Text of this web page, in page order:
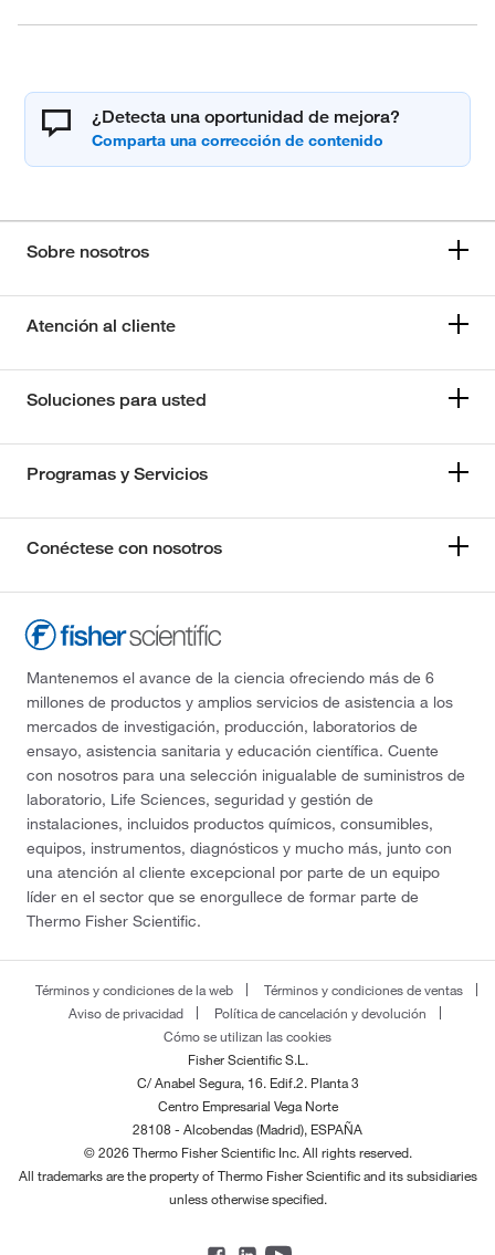
¿Detecta una oportunidad de mejora?
Sobre nosotros
Atención al cliente
Soluciones para usted
Programas y Servicios
Conéctese con nosotros
Mantenemos el avance de la ciencia ofreciendo más de 6
millones de productos y amplios servicios de asistencia a los
mercados de investigación, producción, laboratorios de
ensayo, asistencia sanitaria y educación científica. Cuente
con nosotros para una selección inigualable de suministros de
laboratorio, Life Sciences, seguridad y gestión de
instalaciones, incluidos productos químicos, consumibles,
equipos, instrumentos, diagnósticos y mucho más, junto con
una atención al cliente excepcional por parte de un equipo
líder en el sector que se enorgullece de formar parte de
Thermo Fisher Scientific.
Términos y condiciones de la web
Términos y condiciones de ventas
Aviso de privacidad
Política de cancelación y devolución
Cómo se utilizan las cookies
Fisher Scientific S.L.
C/ Anabel Segura, 16. Edif.2. Planta 3
Centro Empresarial Vega Norte
28108 - Alcobendas (Madrid), ESPAÑA
© 2026 Thermo Fisher Scientific Inc. All rights reserved.
All trademarks are the property of Thermo Fisher Scientific and its subsidiaries
unless otherwise specified.